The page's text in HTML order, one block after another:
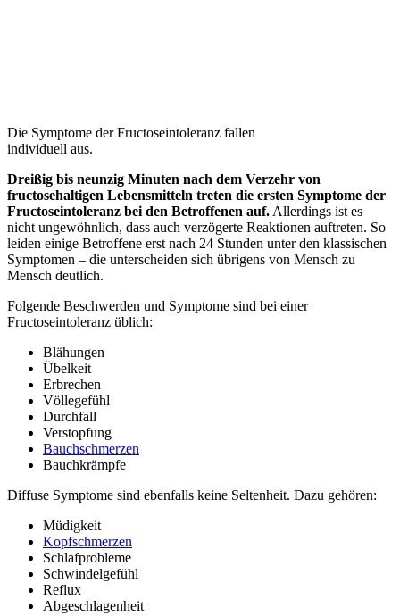
Die Symptome der Fructoseintoleranz fallen
individuell aus.
Dreißig bis neunzig Minuten nach dem Verzehr von
fructosehaltigen Lebensmitteln treten die ersten Symptome der
Fructoseintoleranz bei den Betroffenen auf. Allerdings ist es
nicht ungewöhnlich, dass auch verzögerte Reaktionen auftreten. So
leiden einige Betroffene erst nach 24 Stunden unter den klassischen
Symptomen – die unterscheiden sich übrigens von Mensch zu
Mensch deutlich.
Folgende Beschwerden und Symptome sind bei einer
Fructoseintoleranz üblich:
Blähungen
Übelkeit
Erbrechen
Völlegefühl
Durchfall
Verstopfung
Bauchschmerzen
Bauchkrämpfe
Diffuse Symptome sind ebenfalls keine Seltenheit. Dazu gehören:
Müdigkeit
Kopfschmerzen
Schlafprobleme
Schwindelgefühl
Reflux
Abgeschlagenheit